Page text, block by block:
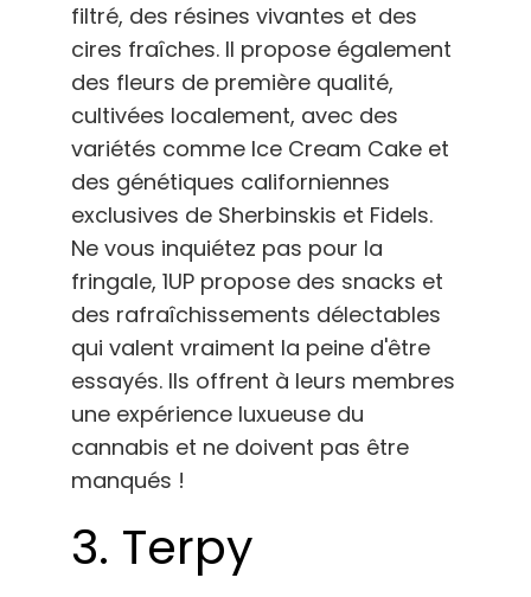
filtré, des résines vivantes et des
cires fraîches. Il propose également
des fleurs de première qualité,
cultivées localement, avec des
variétés comme Ice Cream Cake et
des génétiques californiennes
exclusives de Sherbinskis et Fidels.
Ne vous inquiétez pas pour la
fringale, 1UP propose des snacks et
des rafraîchissements délectables
qui valent vraiment la peine d'être
essayés. Ils offrent à leurs membres
une expérience luxueuse du
cannabis et ne doivent pas être
manqués !
3. Terpy